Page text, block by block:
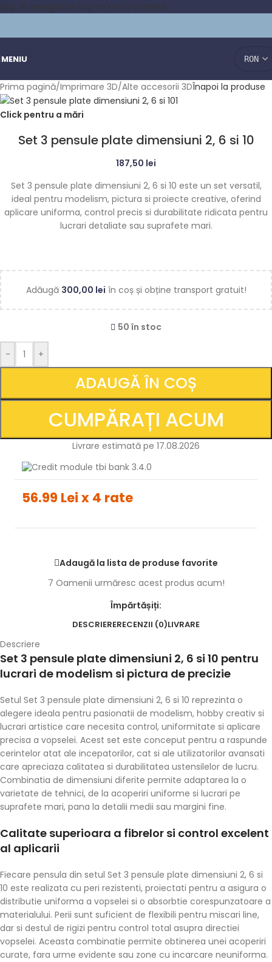
Skip to navigation Skip to main content
MENIU
Prima pagină/Imprimare 3D/Alte accesorii 3DÎnapoi la produse
Click pentru a mări
Set 3 pensule plate dimensiuni 2, 6 si 10
187,50 lei
Set 3 pensule plate dimensiuni 2, 6 si 10 este un set versatil,
ideal pentru modelism, pictura si proiecte creative, oferind
aplicare uniforma, control precis si durabilitate ridicata pentru
lucrari detaliate sau suprafete mari.
Adăugă 300,00 lei în coș și obține transport gratuit!
50 în stoc
- +
ADAUGĂ ÎN COȘ
CUMPĂRAȚI ACUM
Livrare estimată pe 17.08.2026
56.99 Lei x 4 rate
Adaugă la lista de produse favorite
7 Oamenii urmăresc acest produs acum!
Împărtășiți:
DESCRIERERECENZII (0)LIVRARE
Descriere
Set 3 pensule plate dimensiuni 2, 6 si 10 pentru
lucrari de modelism si pictura de precizie
Setul Set 3 pensule plate dimensiuni 2, 6 si 10 reprezinta o
alegere ideala pentru pasionatii de modelism, hobby creativ si
lucrari artistice care necesita control, uniformitate si aplicare
precisa a vopselei. Acest set este conceput pentru a raspunde
cerintelor atat ale incepatorilor, cat si ale utilizatorilor avansati
care apreciaza calitatea si durabilitatea ustensilelor de lucru.
Combinatia de dimensiuni diferite permite adaptarea la o
varietate de tehnici, de la acoperiri uniforme si lucrari pe
suprafete mari, pana la detalii medii sau margini fine.
Calitate superioara a fibrelor si control excelent
al aplicarii
Fiecare pensula din setul Set 3 pensule plate dimensiuni 2, 6 si
10 este realizata cu peri rezistenti, proiectati pentru a asigura o
distributie uniforma a vopselei si o absorbtie corespunzatoare a
materialului. Perii sunt suficient de flexibili pentru miscari line,
dar si destul de rigizi pentru control total asupra directiei
vopselei. Aceasta combinatie permite obtinerea unei acoperiri
curate, fara urme evidente sau zone cu incarcare neuniforma.